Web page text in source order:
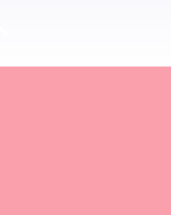
ウント
ウント公式アカウント
Facebook公式アカウン
ーみんYouTube公式アカ